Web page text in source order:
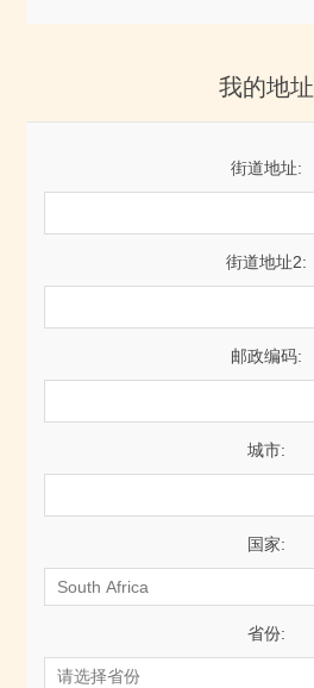
我的地址
街道地址:
街道地址2:
邮政编码:
城市:
国家:
省份: